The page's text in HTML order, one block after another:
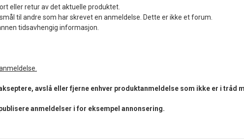
eller retur av det aktuelle produktet.
til andre som har skrevet en anmeldelse. Dette er ikke et forum.
tidsavhengig informasjon.
avslå eller fjerne enhver produktanmeldelse som ikke er i tråd
anmeldelser i for eksempel annonsering.